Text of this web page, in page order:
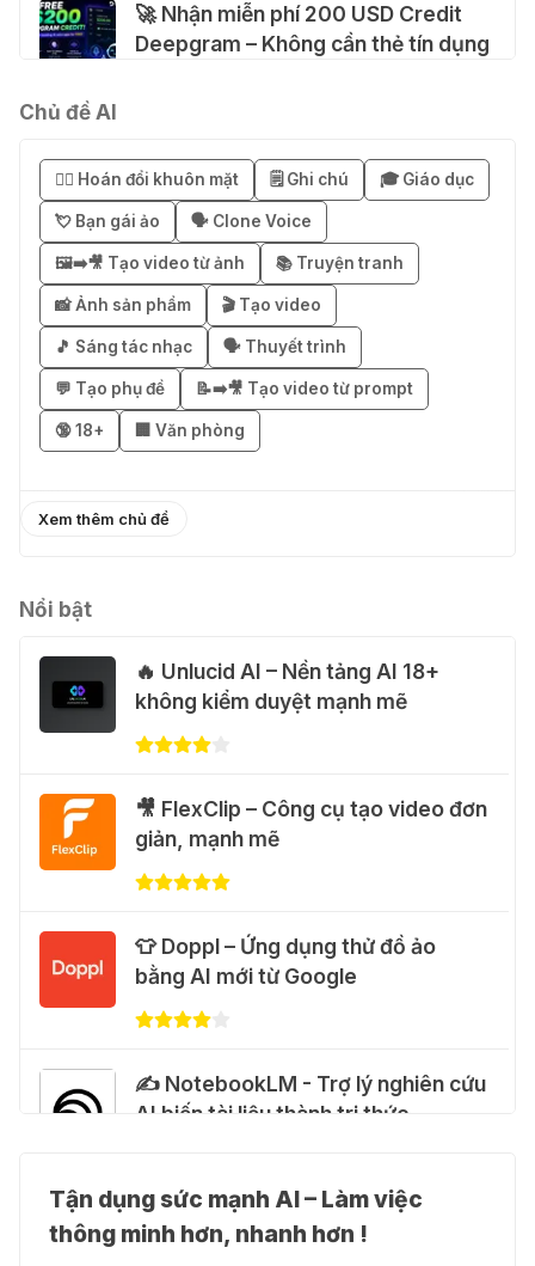
🚀 Nhận miễn phí 200 USD Credit
Deepgram – Không cần thẻ tín dụng
phí 7 ngày
04 Thg 08 2026
🎁 Hướng dẫn nhận Notion AI
Business miễn phí 3–6 tháng
03 Thg 08 2026
🎁 Mẹo nhận 1 tháng ChatGPT Plus
miễn phí bằng VPN Mexico
🎁 Hướng dẫn nhận Capcut Pro 1
năm miễn phí
31 Thg 07 2026
💃 Tạo video AI nhảy múa với Google
Flow Motion Control
31 Thg 07 2026
🐈 Nhận miễn phí 30 video AI + 100
hình ảnh mỗi ngày với Dola.com
🎁 Hướng dẫn nhận Google Plus 12
tháng miễn phí
Cảnh báo: Xuất hiện script và
hướng dẫn giả mạo giúp "mở khóa"
Chủ đề AI
😶‍🌫️ Hoán đổi khuôn mặt 🗒️ Ghi chú 🎓 Giáo dục
💘 Bạn gái ảo 🗣️ Clone Voice
🖼️➡️🎥 Tạo video từ ảnh 📚 Truyện tranh
📸 Ảnh sản phẩm 🎬 Tạo video
🎵 Sáng tác nhạc 🗣️ Thuyết trình
💬 Tạo phụ đề 📝➡️🎥 Tạo video từ prompt
🔞 18+ 🏢 Văn phòng
Xem thêm chủ đề
Nổi bật
🔥 Unlucid AI – Nền tảng AI 18+
không kiểm duyệt mạnh mẽ
🎥 FlexClip – Công cụ tạo video đơn
giản, mạnh mẽ
👕 Doppl – Ứng dụng thử đồ ảo
bằng AI mới từ Google
✍️ NotebookLM - Trợ lý nghiên cứu
AI biến tài liệu thành tri thức
👗 Higgsfield AI – Biến ý tưởng
thành phim chất lượng cao
Tận dụng sức mạnh AI – Làm việc
thông minh hơn, nhanh hơn !